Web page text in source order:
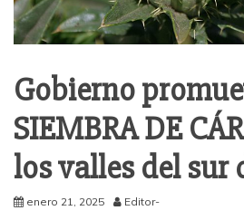
Gobierno
SIEMBRA DE
los valles del sur
enero 21, 2025 Editor-